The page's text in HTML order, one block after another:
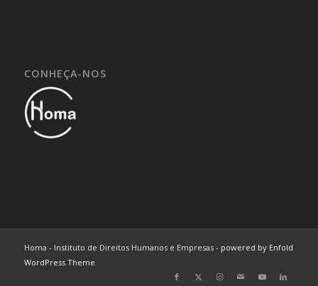
CONHEÇA-NOS
Homa - Instituto de Direitos Humanos e Empresas - powered by Enfold
WordPress Theme